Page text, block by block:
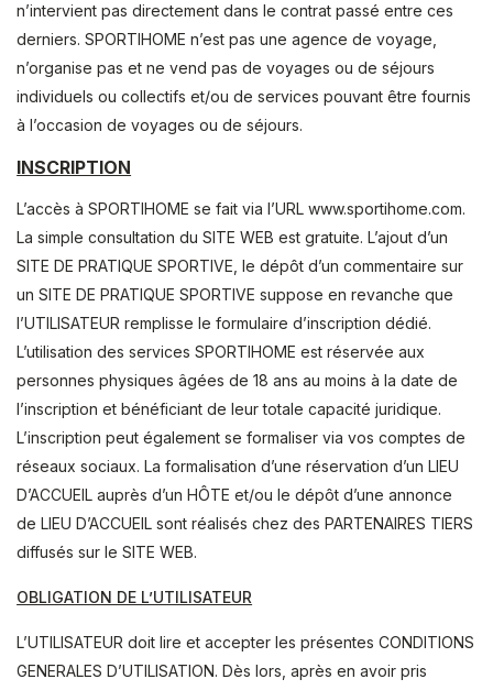
n’intervient pas directement dans le contrat passé entre ces
derniers. SPORTIHOME n’est pas une agence de voyage,
n’organise pas et ne vend pas de voyages ou de séjours
individuels ou collectifs et/ou de services pouvant être fournis
à l’occasion de voyages ou de séjours.
INSCRIPTION
L’accès à SPORTIHOME se fait via l’URL www.sportihome.com.
La simple consultation du SITE WEB est gratuite. L’ajout d’un
SITE DE PRATIQUE SPORTIVE, le dépôt d’un commentaire sur
un SITE DE PRATIQUE SPORTIVE suppose en revanche que
l’UTILISATEUR remplisse le formulaire d’inscription dédié.
L’utilisation des services SPORTIHOME est réservée aux
personnes physiques âgées de 18 ans au moins à la date de
l’inscription et bénéficiant de leur totale capacité juridique.
L’inscription peut également se formaliser via vos comptes de
réseaux sociaux. La formalisation d’une réservation d’un LIEU
D’ACCUEIL auprès d’un HÔTE et/ou le dépôt d’une annonce
de LIEU D’ACCUEIL sont réalisés chez des PARTENAIRES TIERS
diffusés sur le SITE WEB.
OBLIGATION DE L’UTILISATEUR
L’UTILISATEUR doit lire et accepter les présentes CONDITIONS
GENERALES D’UTILISATION. Dès lors, après en avoir pris